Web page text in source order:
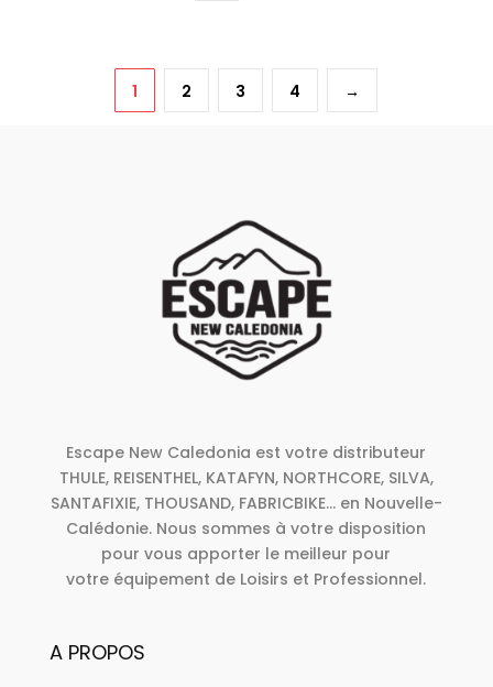
1 2 3 4 →
Escape New Caledonia est votre distributeur
THULE, REISENTHEL, KATAFYN, NORTHCORE, SILVA,
SANTAFIXIE, THOUSAND, FABRICBIKE... en Nouvelle-
Calédonie. Nous sommes à votre disposition
pour vous apporter le meilleur pour
votre équipement de Loisirs et Professionnel.
A PROPOS